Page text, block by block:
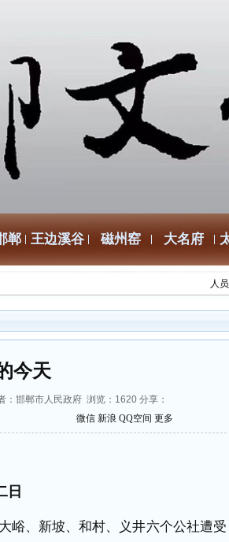
郸 王边溪谷 磁州窑 大名府
人
今天
邯郸市人民政府 浏览： 1620 分享：
微信 新浪 QQ空间 更多
日
峪、新坡、和村、义井六个公社遭受